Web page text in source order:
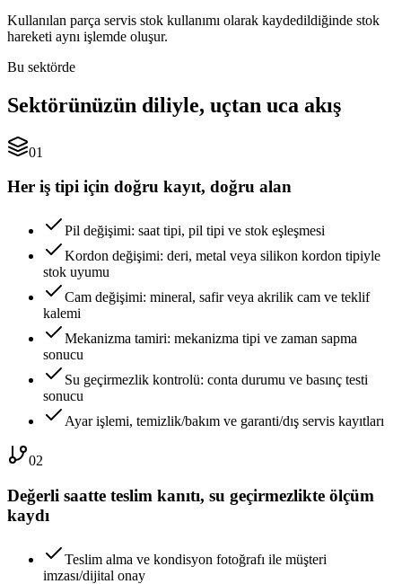
Kullanılan parça servis stok kullanımı olarak kaydedildiğinde stok
hareketi aynı işlemde oluşur.
Bu sektörde
Sektörünüzün diliyle, uçtan uca akış
01
Her iş tipi için doğru kayıt, doğru alan
Pil değişimi: saat tipi, pil tipi ve stok eşleşmesi
Kordon değişimi: deri, metal veya silikon kordon tipiyle
stok uyumu
Cam değişimi: mineral, safir veya akrilik cam ve teklif
kalemi
Mekanizma tamiri: mekanizma tipi ve zaman sapma
sonucu
Su geçirmezlik kontrolü: conta durumu ve basınç testi
sonucu
Ayar işlemi, temizlik/bakım ve garanti/dış servis kayıtları
02
Değerli saatte teslim kanıtı, su geçirmezlikte ölçüm
kaydı
Teslim alma ve kondisyon fotoğrafı ile müşteri
imzası/dijital onay